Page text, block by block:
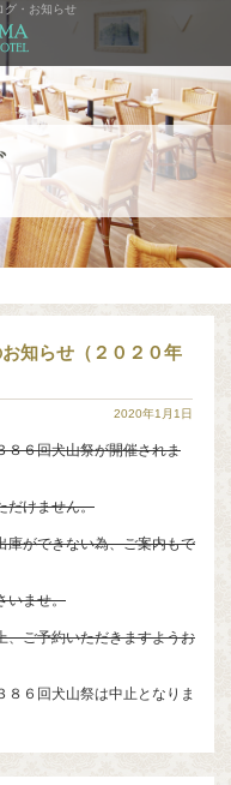
グ・お知らせ
知らせ（２０２０年
2020年1月1日
８６回犬山祭が開催されま
だけません。
庫ができない為、ご案内もで
いませ。
、ご予約いただきますようお
８６回犬山祭は中止となりま